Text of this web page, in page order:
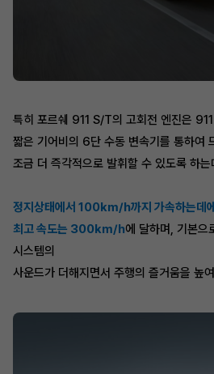
특히 포르쉐 911 S/T의 고회전 엔진은
짧은 기어비의 6단 수동 변속기를 통하여
조금 더 즉각적으로 발휘할 수 있도록 하는
정지상태에서 100km/h까지 가속하는데
최고 속도는 300km/h에 달하며, 기본으
시스템의
사운드가 더해지면서 주행의 즐거움을 높